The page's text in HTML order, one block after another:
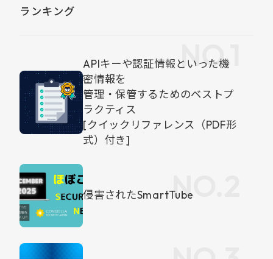
ランキング
APIキーや認証情報といった機
密情報を
管理・保管するためのベストプ
ラクティス
[クイックリファレンス（PDF形
式）付き]
侵害されたSmartTube